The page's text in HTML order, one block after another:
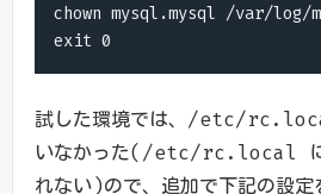
chown mysql.mysql /var/log/
exit 0
試した環境では、/etc/
いなかった(/etc/rc.local に
れない)ので、追加で下記の設定